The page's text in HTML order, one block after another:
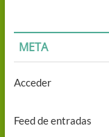
META
Acceder
Feed de entradas